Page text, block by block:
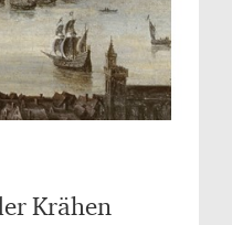
Krähen